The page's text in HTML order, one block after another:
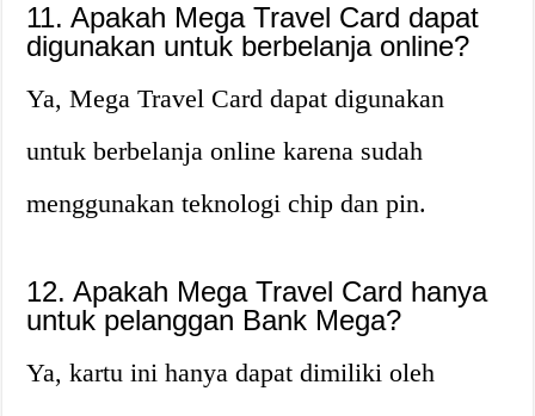
11. Apakah Mega Travel Card dapat
digunakan untuk berbelanja online?
Ya, Mega Travel Card dapat digunakan
untuk berbelanja online karena sudah
menggunakan teknologi chip dan pin.
12. Apakah Mega Travel Card hanya
untuk pelanggan Bank Mega?
Ya, kartu ini hanya dapat dimiliki oleh